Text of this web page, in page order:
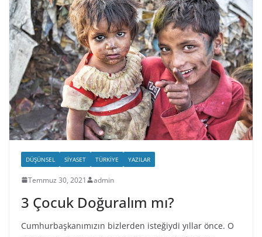
DÜŞÜNSEL SIYASET TÜRKIYE YAZILAR
Temmuz 30, 2021 admin
3 Çocuk Doğuralım mı?
Cumhurbaşkanımızın bizlerden isteğiydi yıllar önce. O